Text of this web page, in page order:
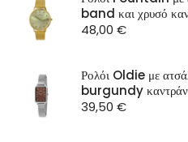
band και χρυσό
48,00 €
Ρολόι Oldie με
burgundy καντράν
39,50 €